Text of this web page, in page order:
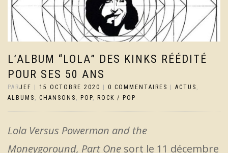
L’ALBUM “LOLA” DES KINKS RÉÉDITÉ
POUR SES 50 ANS
PARJEF | 15 OCTOBRE 2020 | 0 COMMENTAIRES | ACTUS
ALBUMS
CHANSONS POP ROCK / POP
Lola Versus Powerman and the
Moneygoround, Part One sort le 11 décembre